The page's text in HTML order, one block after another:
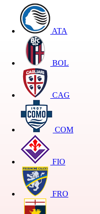
ATA
BOL
CAG
COM
FIO
FRO